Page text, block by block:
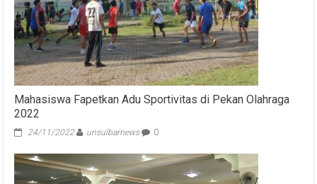
Mahasiswa Fapetkan Adu Sportivitas di Pekan Olahraga
2022
24/11/2022 unsulbarnews 0